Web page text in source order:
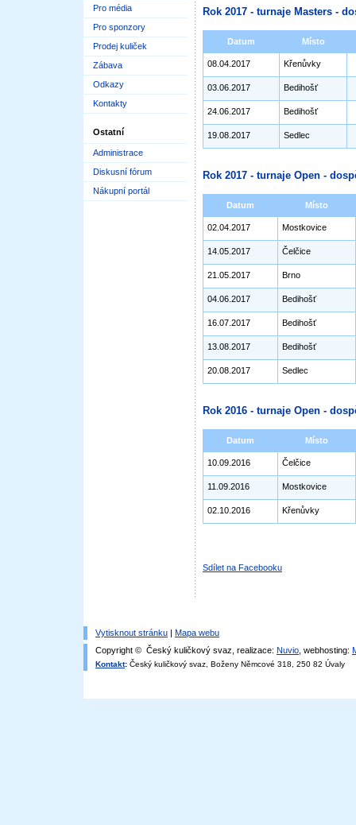
Pro média
Pro sponzory
Prodej kuliček
Zábava
Odkazy
Kontakty
Ostatní
Administrace
Diskusní fórum
Nákupní portál
Rok 2017 - turnaje Masters -
Datum Místo
08.04.2017 Křenůvky
03.06.2017 Bedihošť
24.06.2017 Bedihošť
19.08.2017 Sedlec
Rok 2017 - turnaje Open -
Datum Místo
02.04.2017 Mostkovice
14.05.2017 Čelčice
21.05.2017 Brno
04.06.2017 Bedihošť
16.07.2017 Bedihošť
13.08.2017 Bedihošť
20.08.2017 Sedlec
Rok 2016 - turnaje Open -
Datum Místo
10.09.2016 Čelčice
11.09.2016 Mostkovice
02.10.2016 Křenůvky
Sdílet na Facebooku
Vytisknout stránku | Mapa webu
Copyright © Český kuličkový svaz, realizace: Nuvio , webhosting:
Kontakt: Český kuličkový svaz, Boženy Němcové 318, 250 82 Úvaly